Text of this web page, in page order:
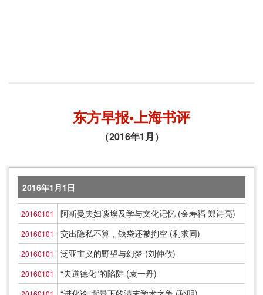
东方早报•上海书评
（2016年1月）
2016年1月1日
20160101 阿斯曼夫妇谈埃及学与文化记忆 (金寿福 郑诗亮)
20160101 交出隐私不算，钱袋还被掏空 (利求同)
20160101 泛亚主义的野望与幻梦 (刘仲敬)
20160101 “去道德化”的陷阱 (袁一丹)